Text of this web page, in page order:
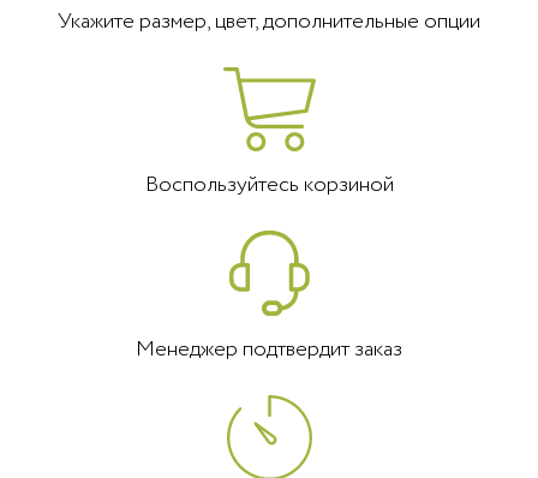
Укажите размер, цвет, дополнительные опции
Воспользуйтесь корзиной
Менеджер подтвердит заказ